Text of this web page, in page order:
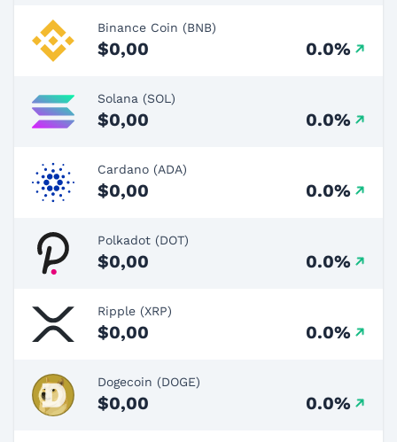
Binance Coin (BNB)
$0,00 0.0%
Solana (SOL)
$0,00 0.0%
Cardano (ADA)
$0,00 0.0%
Polkadot (DOT)
$0,00 0.0%
Ripple (XRP)
$0,00 0.0%
Dogecoin (DOGE)
$0,00 0.0%